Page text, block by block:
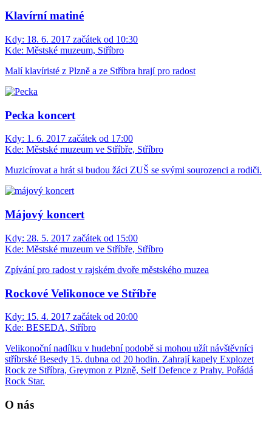
Klavírní matiné
Kdy: 18. 6. 2017 začátek od 10:30
Kde: Městské muzeum, Stříbro
Malí klavíristé z Plzně a ze Stříbra hrají pro radost
Pecka koncert
Kdy: 1. 6. 2017 začátek od 17:00
Kde: Městské muzeum ve Stříbře, Stříbro
Muzicírovat a hrát si budou žáci ZUŠ se svými sourozenci a rodiči.
Májový koncert
Kdy: 28. 5. 2017 začátek od 15:00
Kde: Městské muzeum ve Stříbře, Stříbro
Zpívání pro radost v rajském dvoře městského muzea
Rockové Velikonoce ve Stříbře
Kdy: 15. 4. 2017 začátek od 20:00
Kde: BESEDA, Stříbro
Velikonoční nadílku v hudební podobě si mohou užít návštěvníci
stříbrské Besedy 15. dubna od 20 hodin. Zahrají kapely Explozet
Rock ze Stříbra, Greymon z Plzně, Self Defence z Prahy. Pořádá
Rock Star.
O nás